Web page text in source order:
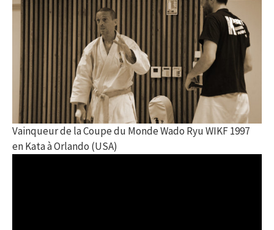
Vainqueur de la Coupe du Monde Wado Ryu WIKF 1997
en Kata à Orlando (USA)